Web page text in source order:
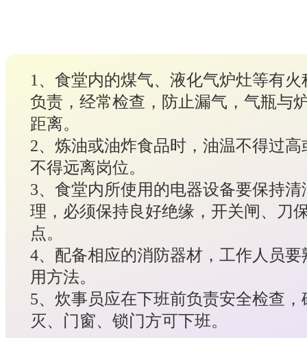
1、食堂内的煤气、液化气炉灶等有
负责，经常检查，防止漏气，气瓶与
距离。
2、炼油或油炸食品时，油温不得过
不得远离岗位。
3、食堂内所使用的电器设备要保持
理，必须保持良好绝缘，开关闸、刀
点。
4、配备相应的消防器材，工作人员
用方法。
5、炊事员应在下班前负责安全检查
灭、门窗、锁门方可下班。